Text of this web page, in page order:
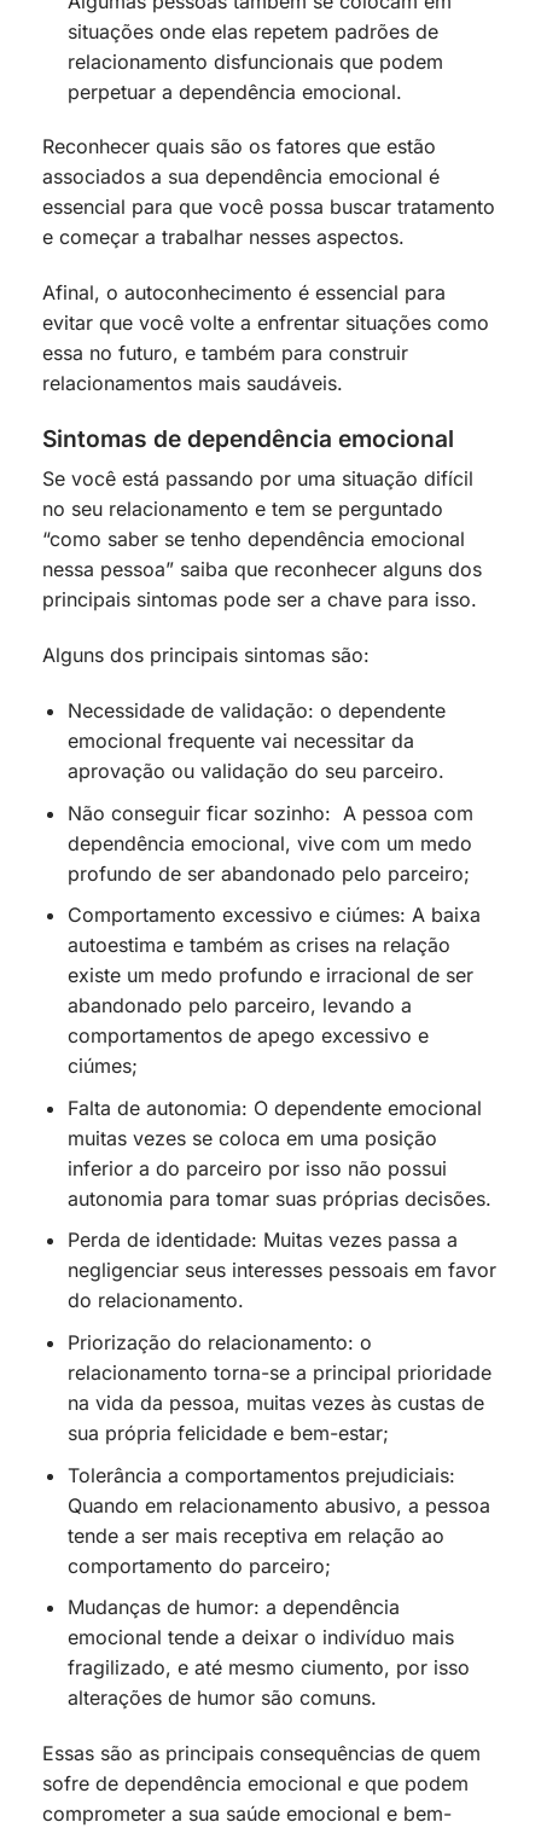
situações onde elas repetem padrões de
relacionamento disfuncionais que podem
perpetuar a dependência emocional.
Reconhecer quais são os fatores que estão
associados a sua dependência emocional é
essencial para que você possa buscar tratamento
e começar a trabalhar nesses aspectos.
Afinal, o autoconhecimento é essencial para
evitar que você volte a enfrentar situações como
essa no futuro, e também para construir
relacionamentos mais saudáveis.
Sintomas de dependência emocional
Se você está passando por uma situação difícil
no seu relacionamento e tem se perguntado
“como saber se tenho dependência emocional
nessa pessoa” saiba que reconhecer alguns dos
principais sintomas pode ser a chave para isso.
Alguns dos principais sintomas são:
Necessidade de validação: o dependente
emocional frequente vai necessitar da
aprovação ou validação do seu parceiro.
Não conseguir ficar sozinho: A pessoa com
dependência emocional, vive com um medo
profundo de ser abandonado pelo parceiro;
Comportamento excessivo e ciúmes: A baixa
autoestima e também as crises na relação
existe um medo profundo e irracional de ser
abandonado pelo parceiro, levando a
comportamentos de apego excessivo e
ciúmes;
Falta de autonomia: O dependente emocional
muitas vezes se coloca em uma posição
inferior a do parceiro por isso não possui
autonomia para tomar suas próprias decisões.
Perda de identidade: Muitas vezes passa a
negligenciar seus interesses pessoais em favor
do relacionamento.
Priorização do relacionamento: o
relacionamento torna-se a principal prioridade
na vida da pessoa, muitas vezes às custas de
sua própria felicidade e bem-estar;
Tolerância a comportamentos prejudiciais:
Quando em relacionamento abusivo, a pessoa
tende a ser mais receptiva em relação ao
comportamento do parceiro;
Mudanças de humor: a dependência
emocional tende a deixar o indivíduo mais
fragilizado, e até mesmo ciumento, por isso
alterações de humor são comuns.
Essas são as principais consequências de quem
sofre de dependência emocional e que podem
comprometer a sua saúde emocional e bem-